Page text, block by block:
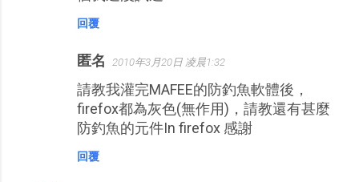
回覆
匿名 2010年3月20日 凌晨1:32
請教我灌完MAFEE的防釣魚軟體後，
firefox都為灰色(無作用)，請教還有甚麼
防釣魚的元件In firefox 感謝
回覆